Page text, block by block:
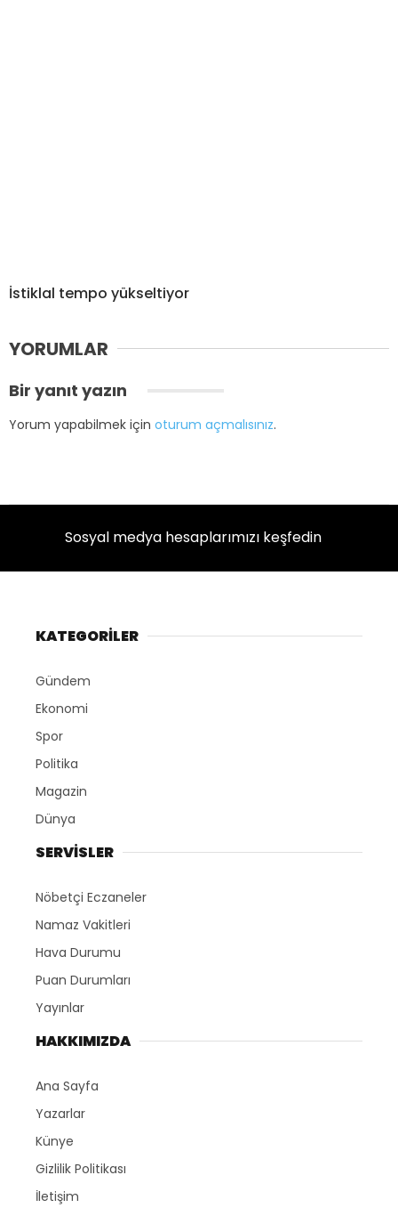
İstiklal tempo yükseltiyor
YORUMLAR
Bir yanıt yazın
Yorum yapabilmek için oturum açmalısınız.
Sosyal medya hesaplarımızı keşfedin
KATEGORİLER
Gündem
Ekonomi
Spor
Politika
Magazin
Dünya
SERVİSLER
Nöbetçi Eczaneler
Namaz Vakitleri
Hava Durumu
Puan Durumları
Yayınlar
HAKKIMIZDA
Ana Sayfa
Yazarlar
Künye
Gizlilik Politikası
İletişim